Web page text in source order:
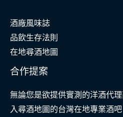
酒廠風味誌
品飲生存法則
在地尋酒地圖
合作提案
無論您是欲提供實測的洋酒代
入尋酒地圖的台灣在地專業酒